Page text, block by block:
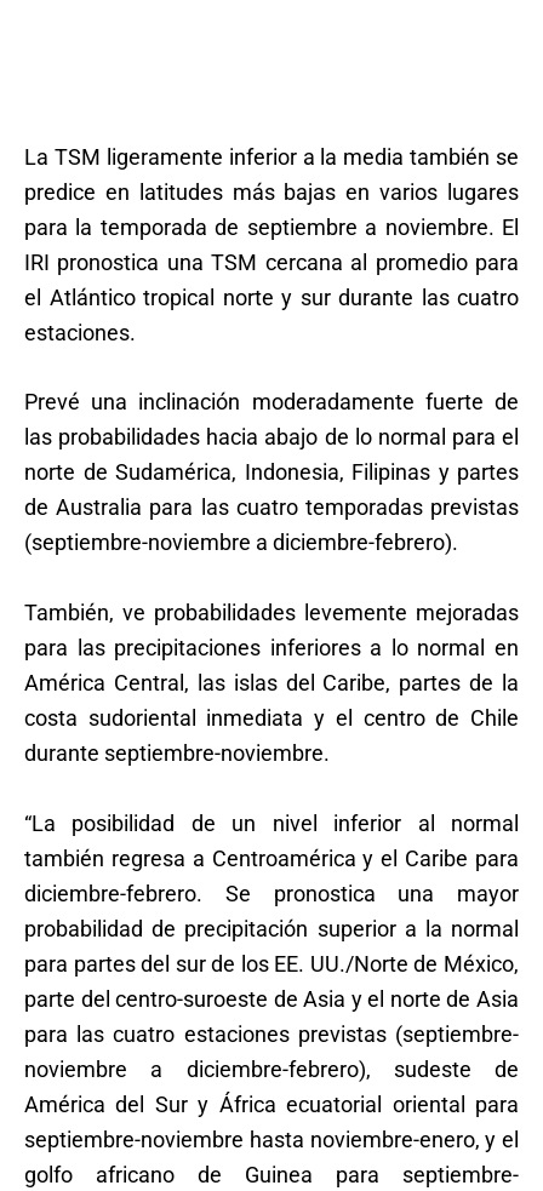
La TSM ligeramente inferior a la media también se
predice en latitudes más bajas en varios lugares
para la temporada de septiembre a noviembre. El
IRI pronostica una TSM cercana al promedio para
el Atlántico tropical norte y sur durante las cuatro
estaciones.
Prevé una inclinación moderadamente fuerte de
las probabilidades hacia abajo de lo normal para el
norte de Sudamérica, Indonesia, Filipinas y partes
de Australia para las cuatro temporadas previstas
(septiembre-noviembre a diciembre-febrero).
También, ve probabilidades levemente mejoradas
para las precipitaciones inferiores a lo normal en
América Central, las islas del Caribe, partes de la
costa sudoriental inmediata y el centro de Chile
durante septiembre-noviembre.
“La posibilidad de un nivel inferior al normal
también regresa a Centroamérica y el Caribe para
diciembre-febrero. Se pronostica una mayor
probabilidad de precipitación superior a la normal
para partes del sur de los EE. UU./Norte de México,
parte del centro-suroeste de Asia y el norte de Asia
para las cuatro estaciones previstas (septiembre-
noviembre a diciembre-febrero), sudeste de
América del Sur y África ecuatorial oriental para
septiembre-noviembre hasta noviembre-enero, y el
golfo africano de Guinea para septiembre-